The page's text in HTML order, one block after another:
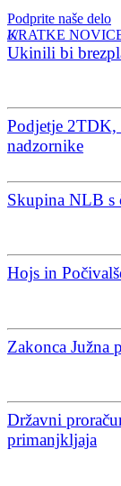
Podprite naše delo
KRATKE
Ukinili bi
Podjetje
nadzornike
Skupina NLB s
Hojs in
Zakonca Južna
Državni
primanjkljaja